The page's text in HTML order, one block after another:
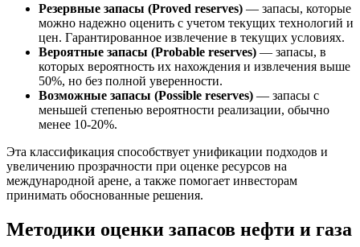
Резервные запасы (Proved reserves) — запасы, которые
можно надежно оценить с учетом текущих технологий и
цен. Гарантированное извлечение в текущих условиях.
Вероятные запасы (Probable reserves) — запасы, в
которых вероятность их нахождения и извлечения выше
50%, но без полной уверенности.
Возможные запасы (Possible reserves) — запасы с
меньшей степенью вероятности реализации, обычно
менее 10-20%.
Эта классификация способствует унификации подходов и
увеличению прозрачности при оценке ресурсов на
международной арене, а также помогает инвесторам
принимать обоснованные решения.
Методики оценки запасов нефти и газа